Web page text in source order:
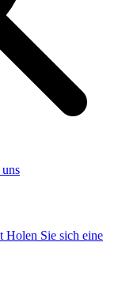
Holen Sie sich eine